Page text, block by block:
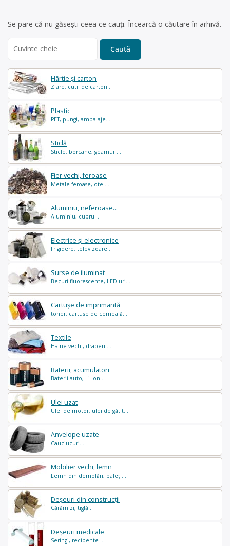
Hârtie și carton
Ziare, cutii de carton...
Plastic
PET, pungi, ambalaje...
Sticlă
Sticle, borcane, geamuri...
Fier vechi, feroase
Metale feroase, otel...
Aluminiu, neferoase...
Aluminiu, cupru...
Electrice și electronice
Frigidere, televizoare...
Surse de iluminat
Becuri fluorescente, LED-uri...
Cartușe de imprimantă
toner, cartușe de cerneală...
Textile
Haine vechi, draperii...
Baterii, acumulatori
Baterii auto, Li-Ion...
Ulei uzat
Ulei de motor, ulei de gătit...
Anvelope uzate
Cauciucuri...
Mobilier vechi, lemn
Lemn din demolări, paleți...
Deșeuri din construcții
Cărămizi, tiglă...
Deșeuri medicale
Seringi, recipente ...
Se pare că nu găsești ceea ce cauți. Încearcă o căutare în arhivă.
for: